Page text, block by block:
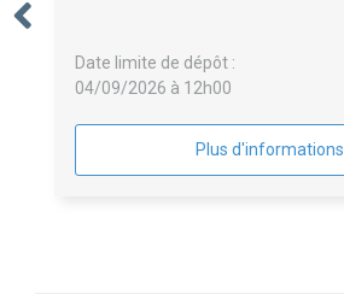
Date limite de dépôt :
04/09/2026 à 12h00
Plus d'informations